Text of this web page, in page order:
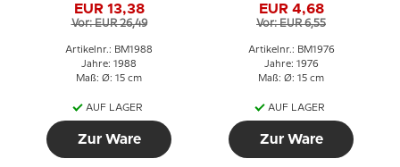
EUR 13,38
Vor: EUR 26,49
Artikelnr.: BM1988
Jahre: 1988
Maß: Ø: 15 cm
AUF LAGER
Zur Ware
EUR 4,68
Vor: EUR 6,55
Artikelnr.: BM1976
Jahre: 1976
Maß: Ø: 15 cm
AUF LAGER
Zur Ware